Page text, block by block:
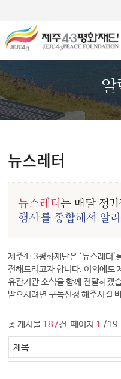
뉴스레터
뉴스레터는 매달 정
행사를 종합해서 알
제주4·3평화재단은 ‘뉴스레터’
전해드리고자 합니다. 이외에도
유관기관 소식을 함께 전달하겠
받으시려면 구독신청 해주시길
총 게시물 187건, 페이지 1 /19